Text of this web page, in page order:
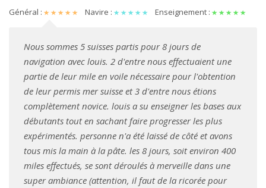
Général : Navire : Enseignement :
Nous sommes 5 suisses partis pour 8 jours de
navigation avec louis. 2 d'entre nous effectuaient une
partie de leur mile en voile nécessaire pour l'obtention
de leur permis mer suisse et 3 d'entre nous étions
complètement novice. louis a su enseigner les bases aux
débutants tout en sachant faire progresser les plus
expérimentés. personne n'a été laissé de côté et avons
tous mis la main à la pâte. les 8 jours, soit environ 400
miles effectués, se sont déroulés à merveille dans une
super ambiance (attention, il faut de la ricorée pour